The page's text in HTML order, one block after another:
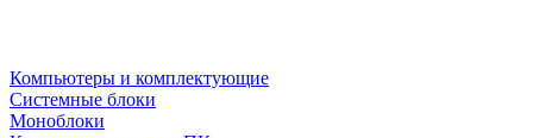
Компьютеры и комплектующие
Системные блоки
Моноблоки